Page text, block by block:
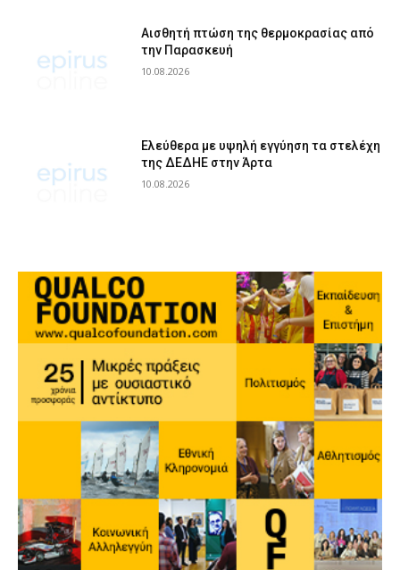
Αισθητή πτώση της θερμοκρασίας από
την Παρασκευή
10.08.2026
Ελεύθερα με υψηλή εγγύηση τα στελέχη
της ΔΕΔΗΕ στην Άρτα
10.08.2026